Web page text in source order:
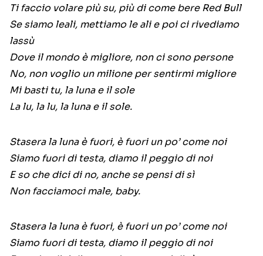
Ti faccio volare più su, più di come bere Red Bull
Se siamo leali, mettiamo le ali e poi ci rivediamo
lassù
Dove il mondo è migliore, non ci sono persone
No, non voglio un milione per sentirmi migliore
Mi basti tu, la luna e il sole
La lu, la lu, la luna e il sole.
Stasera la luna è fuori, è fuori un po’ come noi
Siamo fuori di testa, diamo il peggio di noi
E so che dici di no, anche se pensi di sì
Non facciamoci male, baby.
Stasera la luna è fuori, è fuori un po’ come noi
Siamo fuori di testa, diamo il peggio di noi